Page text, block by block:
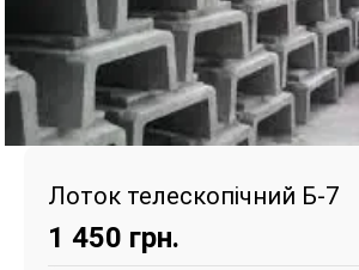
Лоток телескопічний Б-7
1 450 грн.